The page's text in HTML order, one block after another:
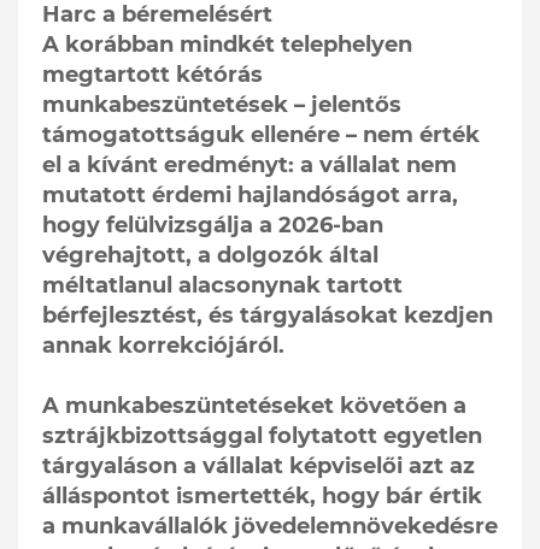
Harc a béremelésért
A korábban mindkét telephelyen
megtartott kétórás
munkabeszüntetések – jelentős
támogatottságuk ellenére – nem érték
el a kívánt eredményt: a vállalat nem
mutatott érdemi hajlandóságot arra,
hogy felülvizsgálja a 2026-ban
végrehajtott, a dolgozók által
méltatlanul alacsonynak tartott
bérfejlesztést, és tárgyalásokat kezdjen
annak korrekciójáról.
A munkabeszüntetéseket követően a
sztrájkbizottsággal folytatott egyetlen
tárgyaláson a vállalat képviselői azt az
álláspontot ismertették, hogy bár értik
a munkavállalók jövedelemnövekedésre